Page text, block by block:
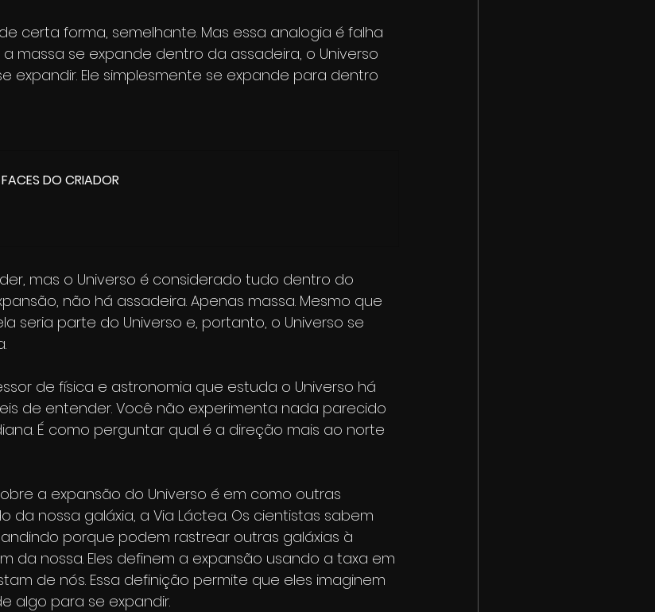
certa forma, semelhante. Mas essa analogia é falha
massa se expande dentro da assadeira, o Universo
expandir. Ele simplesmente se expande para dentro
DO CRIADOR
mas o Universo é considerado tudo dentro do
não há assadeira. Apenas massa. Mesmo que
seria parte do Universo e, portanto, o Universo se
de física e astronomia que estuda o Universo há
de entender. Você não experimenta nada parecido
É como perguntar qual é a direção mais ao norte
a expansão do Universo é em como outras
da nossa galáxia, a Via Láctea. Os cientistas sabem
porque podem rastrear outras galáxias à
da nossa. Eles definem a expansão usando a taxa em
de nós. Essa definição permite que eles imaginem
algo para se expandir.